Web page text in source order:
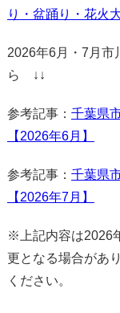
り・盆踊り・花火
2026年6月・7月市
ら ↓↓
参考記事： 千葉県
【2026年6月】
参考記事： 千葉県
【2026年7月】
※上記内容は2026
更となる場合があ
ください。